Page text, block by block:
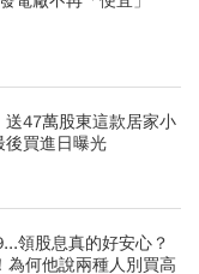
47萬股東這款居家小
後買進日曝光
領股息真的好安心？
為何他說兩種人別買高